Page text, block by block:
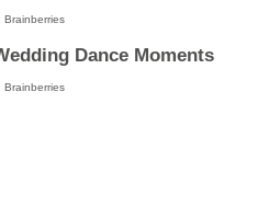
Brainberries
Dance Moments
Brainberries